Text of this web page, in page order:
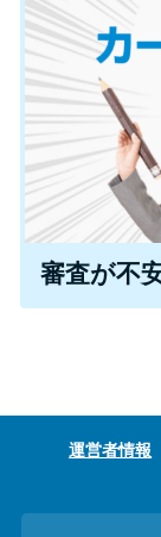
そ
審査が不
運営者情報